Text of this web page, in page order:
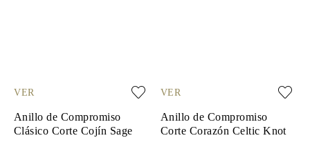
VER
Anillo de Compromiso
Clásico Corte Cojín Sage
VER
Anillo de Compromiso
Corte Corazón Celtic Knot